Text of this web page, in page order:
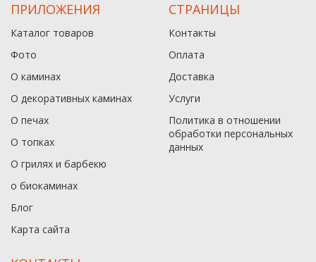
ПРИЛОЖЕНИЯ
Каталог товаров
Фото
О каминах
О декоративных каминах
О печах
О топках
О грилях и барбекю
о биокаминах
Блог
Карта сайта
СТРАНИЦЫ
Контакты
Оплата
Доставка
Услуги
Политика в отношении
обработки персональных
данныx